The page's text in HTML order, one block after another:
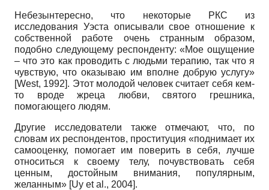
Небезынтересно, что некоторые РКС из
исследования Уэста описывали свое отношение к
собственной работе очень странным образом,
подобно следующему респонденту: «Мое ощущение
– что это как проводить с людьми терапию, так что я
чувствую, что оказываю им вполне добрую услугу»
[West, 1992]. Этот молодой человек считает себя кем-
то вроде жреца любви, святого грешника,
помогающего людям.
Другие исследователи также отмечают, что, по
словам их респондентов, проституция «поднимает их
самооценку, помогает им поверить в себя, лучше
относиться к своему телу, почувствовать себя
ценным, достойным внимания, популярным,
желанным» [Uy et al., 2004].